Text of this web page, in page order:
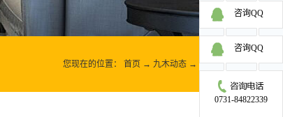
您现在的位置： 首页 → 九木动态 → 九木动态
咨询QQ
咨询QQ
0731-84822339